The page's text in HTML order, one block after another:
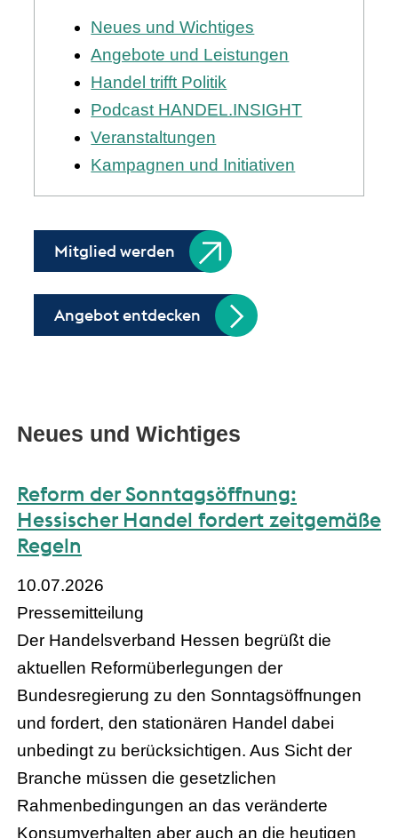
Neues und Wichtiges
Angebote und Leistungen
Handel trifft Politik
Podcast HANDEL.INSIGHT
Veranstaltungen
Kampagnen und Initiativen
Mitglied werden
Angebot entdecken
Neues und Wichtiges
Reform der Sonntagsöffnung:
Hessischer Handel fordert zeitgemäße
Regeln
10.07.2026
Pressemitteilung
Der Handelsverband Hessen begrüßt die
aktuellen Reformüberlegungen der
Bundesregierung zu den Sonntagsöffnungen
und fordert, den stationären Handel dabei
unbedingt zu berücksichtigen. Aus Sicht der
Branche müssen die gesetzlichen
Rahmenbedingungen an das veränderte
Konsumverhalten aber auch an die heutigen